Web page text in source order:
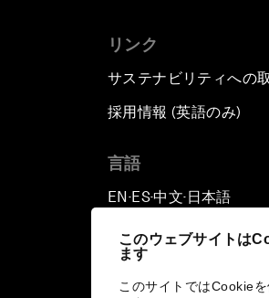
このウェブサイトは
ます
このサイトではCookie
リンク
サステナビリティへの
採用情報 (英語のみ)
言語
EN ▪ ES▪中文▪ 日本語